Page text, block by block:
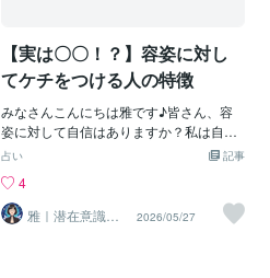
【実は〇〇！？】容姿に対し
てケチをつける人の特徴
みなさんこんにちは雅です♪皆さん、容
姿に対して自信はありますか？私は自分
の容姿で小学校でいじめられた経験があ
長く過ごしてきました。今はシータヒー
リングを使って自分の容姿に対するジャ
ッジから解放され自分の容姿も人の容姿
記事
占い
4
雅｜潜在意識か
ら魂の再生を促
2026/05/27